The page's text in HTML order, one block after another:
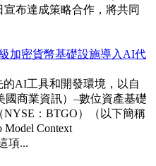
宣布達成策略合作，將共同
加密貨幣基礎設施導入AI代
AI工具和開發環境，以自
國商業資訊）–數位資產基礎
NYSE：BTGO）（以下簡稱
Context
項...